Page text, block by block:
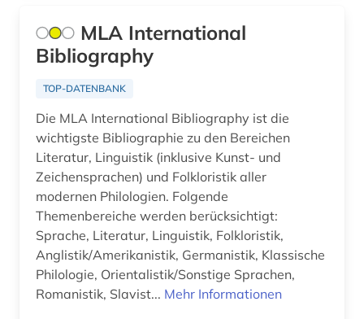
abzeichen (1)
accum (1)
achim von werke (1)
acquisitions (1)
actes (1)
acts (1)
adel (4)
Nordamerika (44)
Norwegen (140)
Oesterreich (311)
Osmanisches Reich (16)
Ostasien (55)
Osteuropa (104)
Ostmitteleuropa (36)
Palaestina (14)
MLA International
Bibliography
TOP-DATENBANK
Die MLA International Bibliography ist die
wichtigste Bibliographie zu den Bereichen
Literatur, Linguistik (inklusive Kunst- und
Zeichensprachen) und Folkloristik aller
modernen Philologien. Folgende
Themenbereiche werden berücksichtigt:
Sprache, Literatur, Linguistik, Folkloristik,
Anglistik/Amerikanistik, Germanistik, Klassische
Philologie, Orientalistik/Sonstige Sprachen,
Romanistik, Slavist... Mehr Informationen